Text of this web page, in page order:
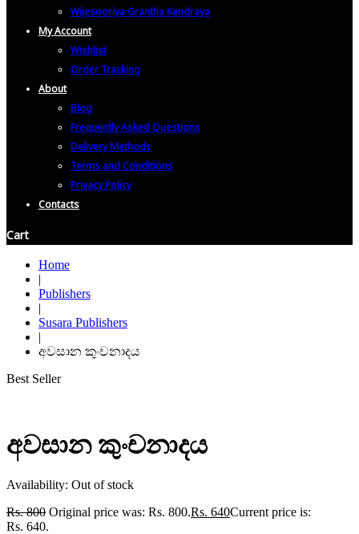
Wijesooriya Grantha Kendraya
My Account
Wishlist
Order Tracking
About
Blog
Frequently Asked Questions
Delivery Methods
Terms and Conditions
Privacy Policy
Contacts
Cart
Home
|
Publishers
|
Susara Publishers
|
අවසාන කුංචනාදය
Best Seller
අවසාන කුංචනාදය
Availability: Out of stock
Rs.800 Original price was: Rs. 800.Rs. 640Current price is:
Rs. 640.